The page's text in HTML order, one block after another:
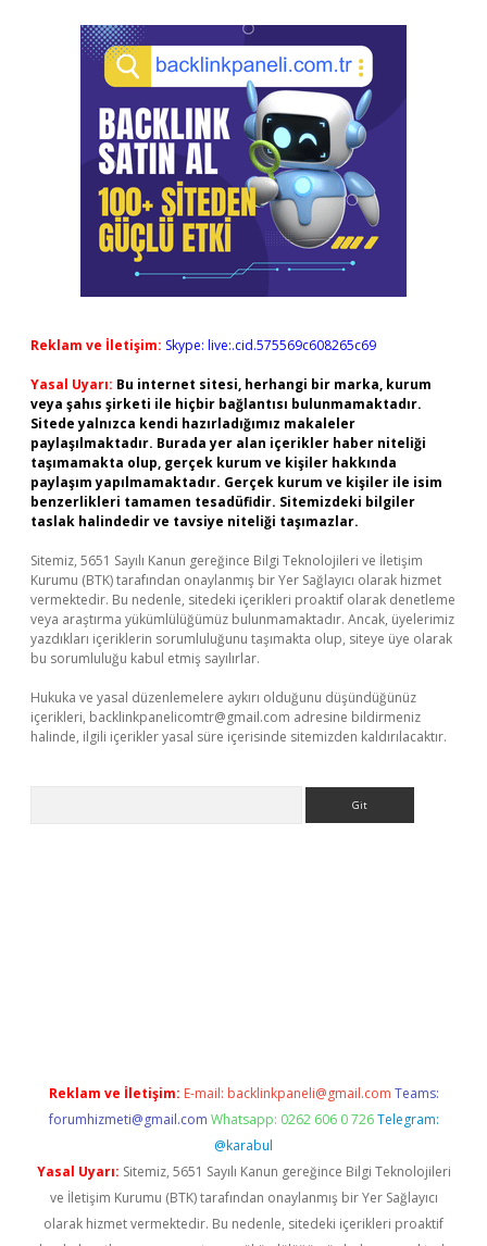
Reklam ve İletişim: Skype: live:.cid.575569c608265c69
Yasal Uyarı: Bu internet sitesi, herhangi bir marka, kurum
veya şahıs şirketi ile hiçbir bağlantısı bulunmamaktadır.
Sitede yalnızca kendi hazırladığımız makaleler
paylaşılmaktadır. Burada yer alan içerikler haber niteliği
taşımamakta olup, gerçek kurum ve kişiler hakkında
paylaşım yapılmamaktadır. Gerçek kurum ve kişiler ile isim
benzerlikleri tamamen tesadüfidir. Sitemizdeki bilgiler
taslak halindedir ve tavsiye niteliği taşımazlar.
Sitemiz, 5651 Sayılı Kanun gereğince Bilgi Teknolojileri ve İletişim
Kurumu (BTK) tarafından onaylanmış bir Yer Sağlayıcı olarak hizmet
vermektedir. Bu nedenle, sitedeki içerikleri proaktif olarak denetleme
veya araştırma yükümlülüğümüz bulunmamaktadır. Ancak, üyelerimiz
yazdıkları içeriklerin sorumluluğunu taşımakta olup, siteye üye olarak
bu sorumluluğu kabul etmiş sayılırlar.
Hukuka ve yasal düzenlemelere aykırı olduğunu düşündüğünüz
içerikleri, backlinkpanelicomtr@gmail.com adresine bildirmeniz
halinde, ilgili içerikler yasal süre içerisinde sitemizden kaldırılacaktır.
Reklam ve İletişim: E-mail: backlinkpaneli@gmail.com Teams:
forumhizmeti@gmail.com Whatsapp: 0262 606 0 726 Telegram:
@karabul
Yasal Uyarı: Sitemiz, 5651 Sayılı Kanun gereğince Bilgi Teknolojileri
ve İletişim Kurumu (BTK) tarafından onaylanmış bir Yer Sağlayıcı
olarak hizmet vermektedir. Bu nedenle, sitedeki içerikleri proaktif